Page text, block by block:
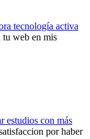
tecnología activa
tu web en mis
estudios con más
por haber